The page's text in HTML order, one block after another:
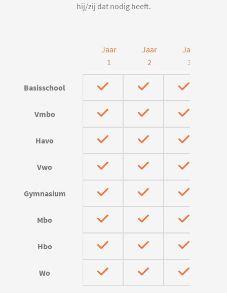
hij/zij dat nodig heeft.
Jaar
1
Jaar
2
Jaar
3
Basisschool
Vmbo
Havo
Vwo
Gymnasium
Mbo
Hbo
Wo